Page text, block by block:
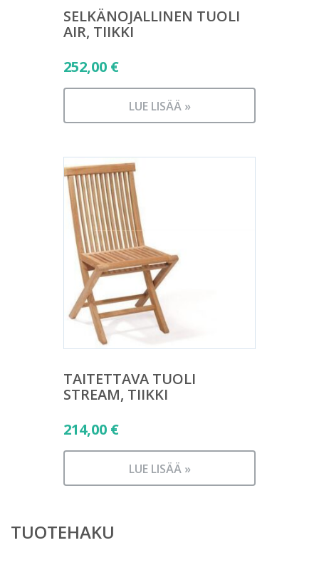
SELKÄNOJALLINEN TUOLI
AIR, TIIKKI
252,00 €
LUE LISÄÄ »
TAITETTAVA TUOLI
STREAM, TIIKKI
214,00 €
LUE LISÄÄ »
TUOTEHAKU